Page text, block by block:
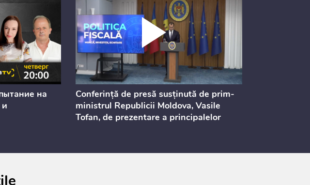
на
и
Conferință de presă susținută de prim-
ministrul Republicii Moldova, Vasile
Tofan, de prezentare a principalelor
consultărilor publice